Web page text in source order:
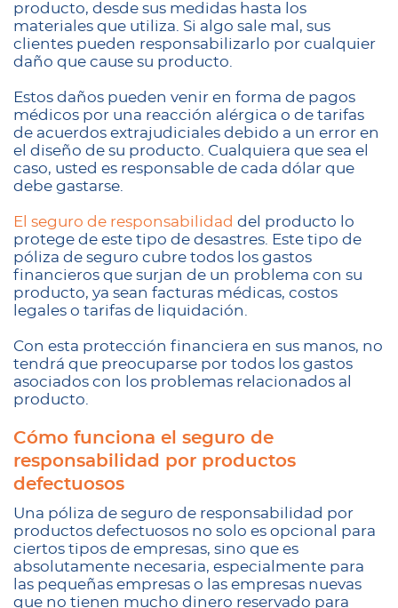
producto, desde sus medidas hasta los
materiales que utiliza. Si algo sale mal, sus
clientes pueden responsabilizarlo por cualquier
daño que cause su producto.
Estos daños pueden venir en forma de pagos
médicos por una reacción alérgica o de tarifas
de acuerdos extrajudiciales debido a un error en
el diseño de su producto. Cualquiera que sea el
caso, usted es responsable de cada dólar que
debe gastarse.
El seguro de responsabilidad del producto lo
protege de este tipo de desastres. Este tipo de
póliza de seguro cubre todos los gastos
financieros que surjan de un problema con su
producto, ya sean facturas médicas, costos
legales o tarifas de liquidación.
Con esta protección financiera en sus manos, no
tendrá que preocuparse por todos los gastos
asociados con los problemas relacionados al
producto.
Cómo funciona el seguro de
responsabilidad por productos
defectuosos
Una póliza de seguro de responsabilidad por
productos defectuosos no solo es opcional para
ciertos tipos de empresas, sino que es
absolutamente necesaria, especialmente para
las pequeñas empresas o las empresas nuevas
que no tienen mucho dinero reservado para